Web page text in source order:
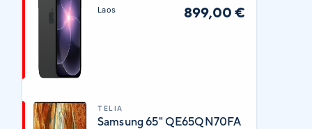
Laos 899,00 €
TELIA
Samsung 65" QE65QN70FA